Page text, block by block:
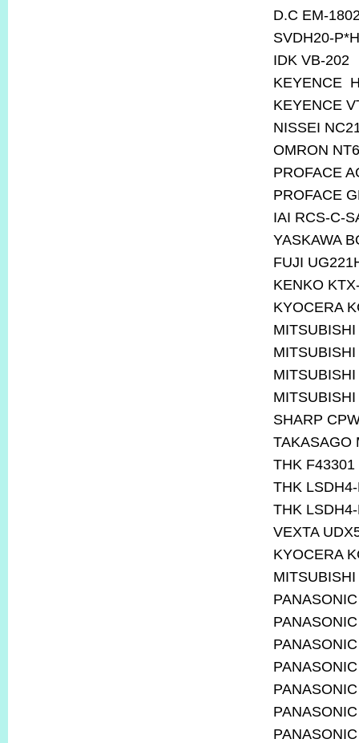
D.C EM-
SVDH20-
IDK VB-202
KEYENCE
KEYENCE
NISSEI
OMRON
PROFACE
PROFACE
IAI RCS-C-
YASKAWA
FUJI
KENKO
KYOCERA
SHARP
TAKASAGO
THK F43301
THK
THK
VEXTA
KYOCERA